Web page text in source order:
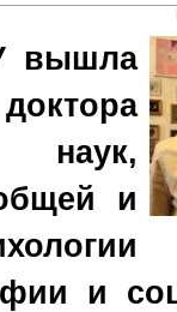
вышла
наук,
и
и